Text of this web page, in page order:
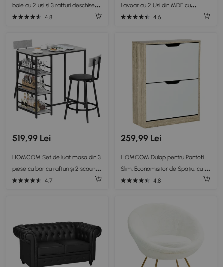
baie cu 2 uși și 3 rafturi deschise
din lemn, 90x30x60cm, alb
4.8
Lavoar cu 2 Usi din MDF cu
Economisire de Spatiu cu Etajere
4.6
519,99 Lei
HOMCOM Set de luat masa din 3
piese cu bar cu rafturi și 2 scaune
înalte cu spătar, gri deschis
4.7
259,99 Lei
HOMCOM Dulap pentru Pantofi
Slim, Economisitor de Spațiu, cu 2
Sertare pentru 8 Perechi de
4.8